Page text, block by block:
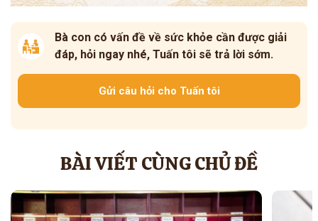
Bà con có vấn đề về sức khỏe cần được giải
đáp, hỏi ngay nhé, Tuấn tôi sẽ trả lời sớm.
Gửi câu hỏi cho Tuấn tôi
BÀI VIẾT CÙNG CHỦ ĐỀ